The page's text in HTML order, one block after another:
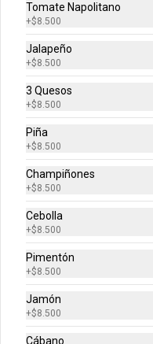
-40%
Arma Tu Pizza
Tomate Napolitano
+$8.500
Jalapeño
+$8.500
3 Quesos
+$8.500
Piña
+$8.500
Champiñones
+$8.500
Cebolla
+$8.500
Pimentón
+$8.500
Jamón
+$8.500
Cábano